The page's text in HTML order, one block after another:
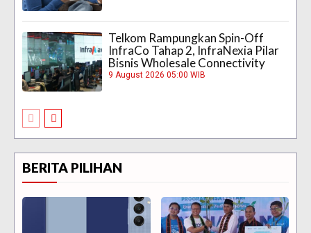
Telkom Rampungkan Spin-Off
InfraCo Tahap 2, InfraNexia Pilar
Bisnis Wholesale Connectivity
9 August 2026 05:00 WIB
BERITA PILIHAN